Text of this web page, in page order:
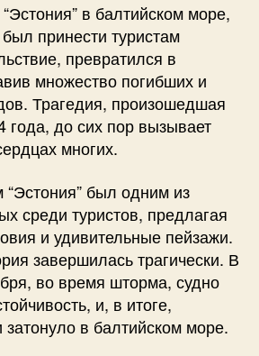
в балтийском море,
принести туристам
превратился в
множество погибших и
Трагедия, произошедшая
года, до сих пор вызывает
многих.
“Эстония” был одним из
среди туристов, предлагая
и удивительные пейзажи.
завершилась трагически. В
во время шторма, судно
и, в итоге,
затонуло в балтийском море.